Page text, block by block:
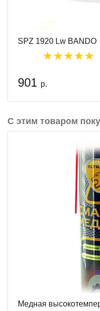
SPZ 1920 Lw BANDO
901 р.
С этим товаром
Медная